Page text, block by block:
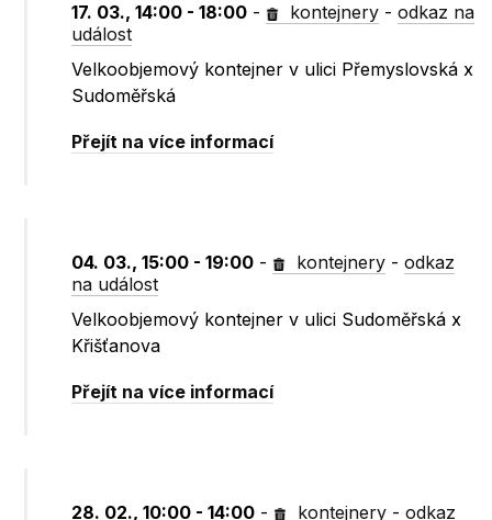
17. 03., 14:00 - 18:00 - kontejnery -odkaz na
událost
Velkoobjemový kontejner v ulici Přemyslovská x
Sudoměřská
Přejít na více informací
04. 03., 15:00 - 19:00 - kontejnery -odkaz
na událost
Velkoobjemový kontejner v ulici Sudoměřská x
Křišťanova
Přejít na více informací
28. 02., 10:00 - 14:00 - kontejnery -odkaz